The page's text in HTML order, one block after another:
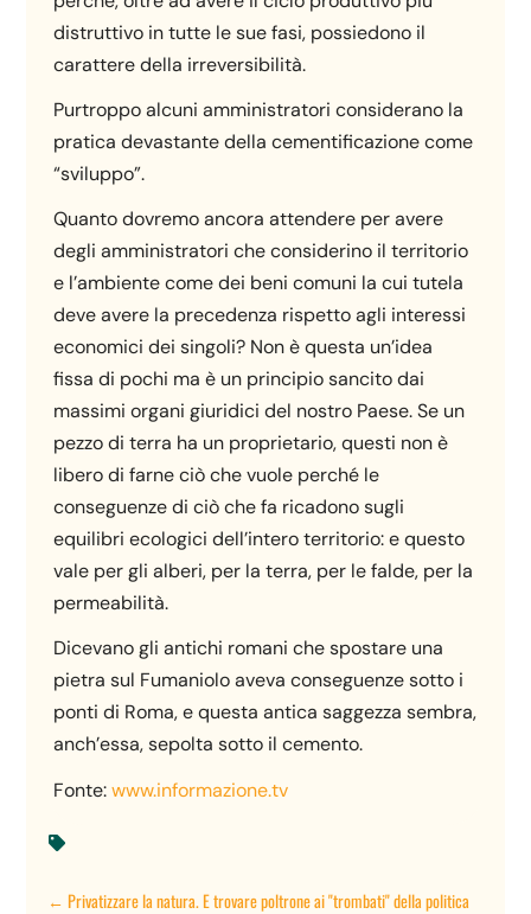
distruttivo in tutte le sue fasi, possiedono il
carattere della irreversibilità.
Purtroppo alcuni amministratori considerano la
pratica devastante della cementificazione come
“sviluppo”.
Quanto dovremo ancora attendere per avere
degli amministratori che considerino il territorio
e l’ambiente come dei beni comuni la cui tutela
deve avere la precedenza rispetto agli interessi
economici dei singoli? Non è questa un’idea
fissa di pochi ma è un principio sancito dai
massimi organi giuridici del nostro Paese. Se un
pezzo di terra ha un proprietario, questi non è
libero di farne ciò che vuole perché le
conseguenze di ciò che fa ricadono sugli
equilibri ecologici dell’intero territorio: e questo
vale per gli alberi, per la terra, per le falde, per la
permeabilità.
Dicevano gli antichi romani che spostare una
pietra sul Fumaniolo aveva conseguenze sotto i
ponti di Roma, e questa antica saggezza sembra,
anch’essa, sepolta sotto il cemento.
Fonte:www.informazione.tv

←Privatizzare la natura. E trovare poltrone ai "trombati" della politica